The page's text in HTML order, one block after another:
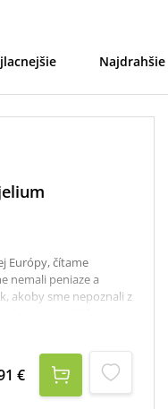
Najdrahšie
Európy, čítame
nemali peniaze a
akoby sme nepoznali z
mamona" alebo na
predaj všetko čo
historickom
kde sa z mamony
€